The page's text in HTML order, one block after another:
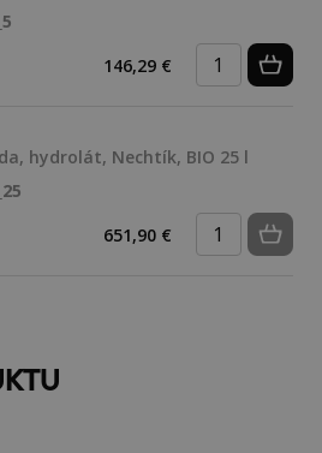
146,29 €
hydrolát, Nechtík, BIO 25 l
651,90 €